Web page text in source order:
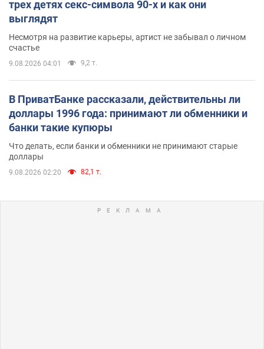
трех детях секс-символа 90-х и как они
выглядят
Несмотря на развитие карьеры, артист не забывал о личном
счастье
9.08.2026 04:01 9,2 т.
В ПриватБанке рассказали, действительны ли
доллары 1996 года: принимают ли обменники и
банки такие купюры
Что делать, если банки и обменники не принимают старые
доллары
9.08.2026 02:20 82,1 т.